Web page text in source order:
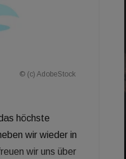
© (c) AdobeStock
höchste
wir wieder in
wir uns über